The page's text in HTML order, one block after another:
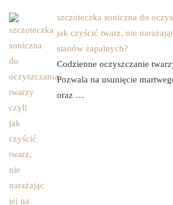
szczoteczka soniczna do
jak czyścić twarz, nie
stanów zapalnych?
Codzienne oczyszczanie
Pozwala na usunięcie
oraz …